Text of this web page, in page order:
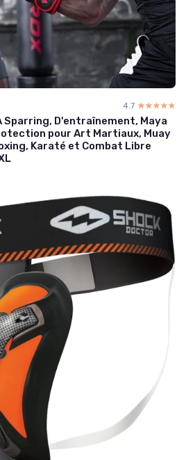
4.7 ☆☆☆☆☆
★★★★★
Sparring, D'entraînement, Maya
pour Art Martiaux, Muay
Karaté et Combat Libre